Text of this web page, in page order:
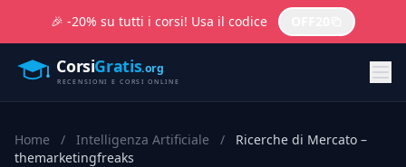
🎉 -20% su tutti i corsi! Usa il codice
Home / Intelligenza Artificiale /
Ricerche di Mercato –
themarketingfreaks